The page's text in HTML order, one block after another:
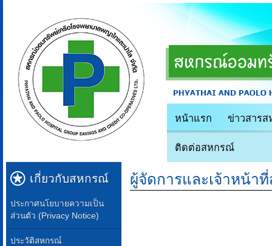
หน้าแรก ข่าวสาร
ติดต่อสหกรณ์
ผู้จัดการและเจ้าหน้า
เกี่ยวกับสหกรณ์
ประกาศนโยบายความเป็น
ส่วนตัว (Privacy Notice)
ประวัติสหกรณ์